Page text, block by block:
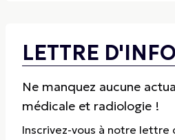
LETTRE
Ne manquez aucune
médicale et radiologie !
Inscrivez-vous à notre lettre